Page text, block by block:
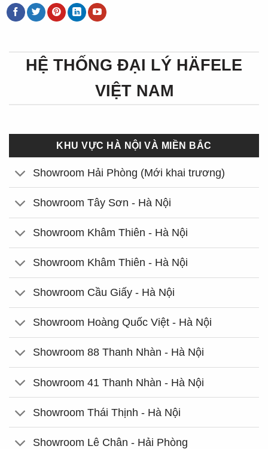
HỆ THỐNG ĐẠI LÝ HÄFELE
VIỆT NAM
KHU VỰC HÀ NỘI VÀ MIỀN BẮC
Showroom Hải Phòng (Mới khai trương)
Showroom Tây Sơn - Hà Nội
Showroom Khâm Thiên - Hà Nội
Showroom Khâm Thiên - Hà Nội
Showroom Cầu Giấy - Hà Nội
Showroom Hoàng Quốc Việt - Hà Nội
Showroom 88 Thanh Nhàn - Hà Nội
Showroom 41 Thanh Nhàn - Hà Nội
Showroom Thái Thịnh - Hà Nội
Showroom Lê Chân - Hải Phòng